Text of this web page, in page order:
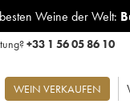
Weine der Welt:
+33 1 56 05 86 10
WEIN VERKAUFEN